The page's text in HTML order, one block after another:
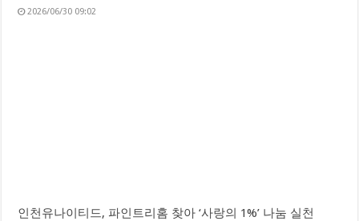
2026/06/30 09:02
인천유나이티드, 파인트리홈 찾아 ‘사랑의 1%’ 나눔 실천